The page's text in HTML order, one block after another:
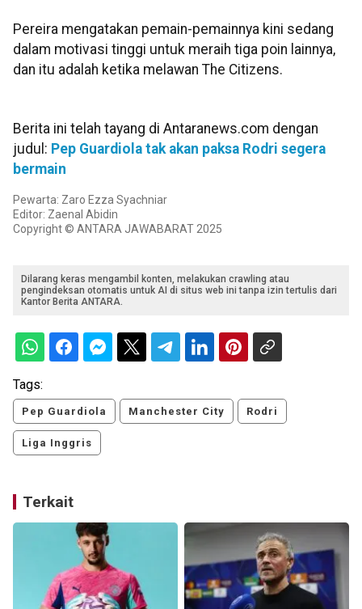
Pereira mengatakan pemain-pemainnya kini sedang
dalam motivasi tinggi untuk meraih tiga poin lainnya,
dan itu adalah ketika melawan The Citizens.
Berita ini telah tayang di Antaranews.com dengan
judul: Pep Guardiola tak akan paksa Rodri segera
bermain
Pewarta: Zaro Ezza Syachniar
Editor: Zaenal Abidin
Copyright © ANTARA JAWABARAT 2025
Dilarang keras mengambil konten, melakukan crawling atau
pengindeksan otomatis untuk AI di situs web ini tanpa izin tertulis dari
Kantor Berita ANTARA.
Tags:
Pep Guardiola Manchester City Rodri
Liga Inggris
Terkait